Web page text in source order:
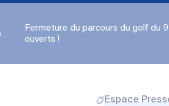
Fermeture du parcours du golf du
ouverts !
Espace